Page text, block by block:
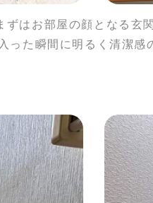
ずはお部屋の顔となる玄
った瞬間に明るく清潔